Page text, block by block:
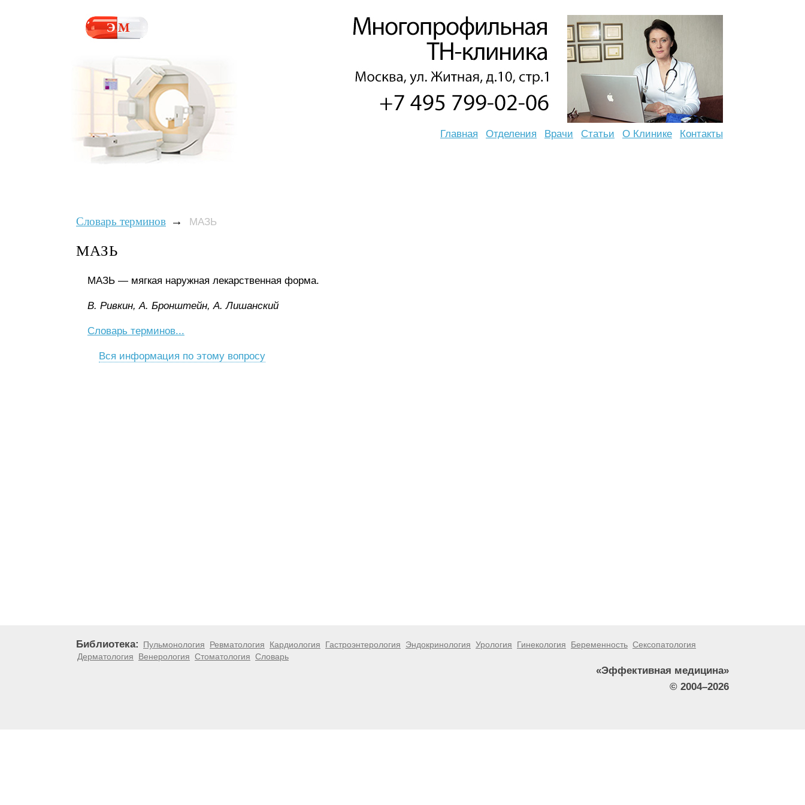
Главная Отделения Врачи Статьи О Клинике Контакты
Словарь терминов → МАЗЬ
МАЗЬ
МАЗЬ — мягкая наружная лекарственная форма.
B. Pивкин, A. Бpoнштeйн, A. Лишaнcкий
Словарь терминов...
Вся информация по этому вопросу
Библиотека: Пульмонология Ревматология Кардиология Гастроэнтерология Эндокринология Урология Гинекология Беременность Сексопатология
Дерматология
Венерология Стоматология Словарь
«Эффективная медицина»
© 2004–2026